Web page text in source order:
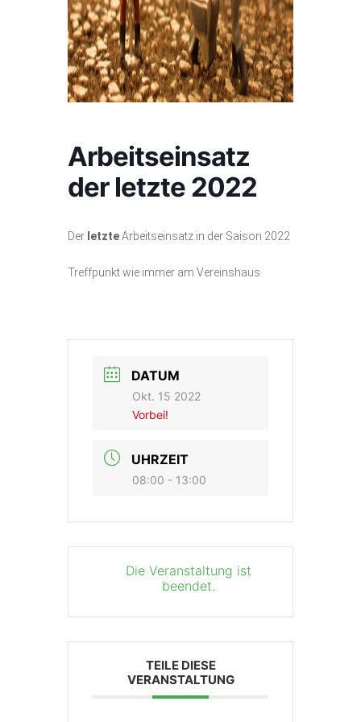
Arbeitseinsatz
der letzte 2022
Der letzteArbeitseinsatz in der Saison 2022
Treffpunkt wie immer am Vereinshaus
DATUM
Okt. 15 2022
Vorbei!
UHRZEIT
08:00 - 13:00
Die Veranstaltung ist
beendet.
TEILE DIESE
VERANSTALTUNG